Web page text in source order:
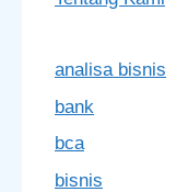
analisa bisnis
bank
bca
bisnis